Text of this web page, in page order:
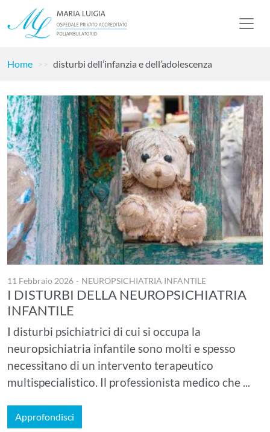
Home disturbi dell’infanzia e dell’adolescenza
11 Febbraio 2026 - NEUROPSICHIATRIA INFANTILE
I DISTURBI DELLA NEUROPSICHIATRIA
INFANTILE
I disturbi psichiatrici di cui si occupa la
neuropsichiatria infantile sono molti e spesso
necessitano di un intervento terapeutico
multispecialistico. Il professionista medico che ...
Approfondisci